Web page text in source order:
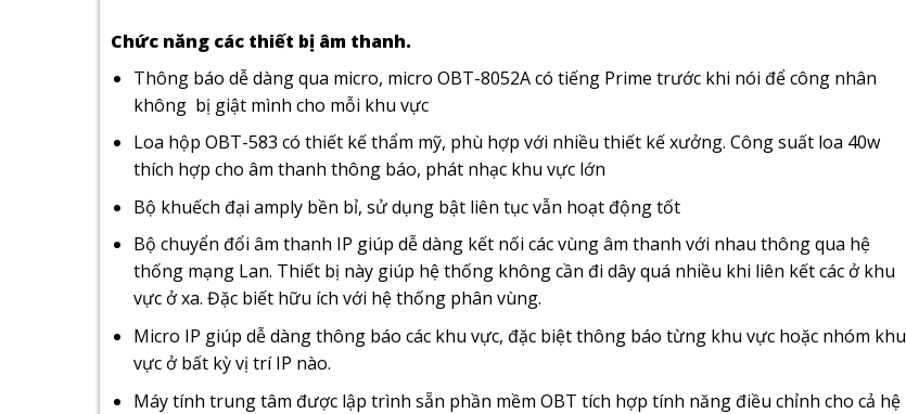
Chức năng các thiết bị âm thanh.
Thông báo dễ dàng qua micro, micro OBT-8052A có tiếng Prime trước khi nói để công nhân
không bị giật mình cho mỗi khu vực
Loa hộp OBT-583 có thiết kế thẩm mỹ, phù hợp với nhiều thiết kế xưởng. Công suất loa 40w
thích hợp cho âm thanh thông báo, phát nhạc khu vực lớn
Bộ khuếch đại amply bền bỉ, sử dụng bật liên tục vẫn hoạt động tốt
Bộ chuyển đổi âm thanh IP giúp dễ dàng kết nối các vùng âm thanh với nhau thông qua hệ
thống mạng Lan. Thiết bị này giúp hệ thống không cần đi dây quá nhiều khi liên kết các ở khu
vực ở xa. Đặc biết hữu ích với hệ thống phân vùng.
Micro IP giúp dễ dàng thông báo các khu vực, đặc biệt thông báo từng khu vực hoặc nhóm khu
vực ở bất kỳ vị trí IP nào.
Máy tính trung tâm được lập trình sẵn phần mềm OBT tích hợp tính năng điều chỉnh cho cả hệ